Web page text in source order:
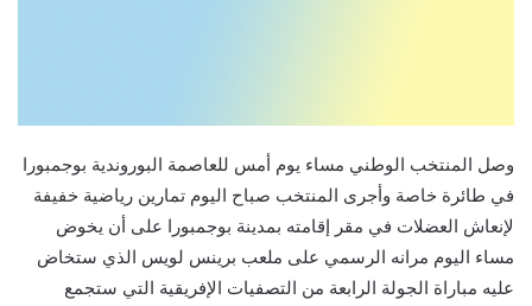
وصل المنتخب الوطني مساء يوم أمس للعاصمة البوروندية بوجمبورا
في طائرة خاصة وأجرى المنتخب صباح اليوم تمارين رياضية خفيفة
لإنعاش العضلات في مقر إقامته بمدينة بوجمبورا على أن يخوض
مساء اليوم مرانه الرسمي على ملعب برينس لويس الذي ستخاض
عليه مباراة الجولة الرابعة من التصفيات الإفريقية التي ستجمع